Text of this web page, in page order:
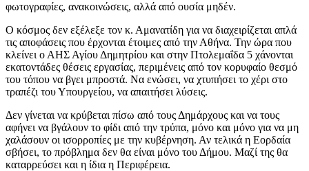
φωτογραφίες, ανακοινώσεις, αλλά από ουσία μηδέν.
Ο κόσμος δεν εξέλεξε τον κ. Αμανατίδη για να διαχειρίζεται απλά
τις αποφάσεις που έρχονται έτοιμες από την Αθήνα. Την ώρα που
κλείνει ο ΑΗΣ Αγίου Δημητρίου και στην Πτολεμαΐδα 5 χάνονται
εκατοντάδες θέσεις εργασίας, περιμένεις από τον κορυφαίο θεσμό
του τόπου να βγει μπροστά. Να ενώσει, να χτυπήσει το χέρι στο
τραπέζι του Υπουργείου, να απαιτήσει λύσεις.
Δεν γίνεται να κρύβεται πίσω από τους Δημάρχους και να τους
αφήνει να βγάλουν το φίδι από την τρύπα, μόνο και μόνο για να μη
χαλάσουν οι ισορροπίες με την κυβέρνηση. Αν τελικά η Εορδαία
σβήσει, το πρόβλημα δεν θα είναι μόνο του Δήμου. Μαζί της θα
καταρρεύσει και η ίδια η Περιφέρεια.